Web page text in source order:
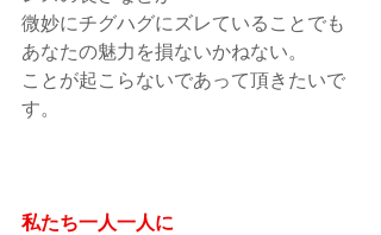
微妙にチグハグにズレていることでも
あなたの魅力を損ないかねない。
ことが起こらないであって頂きたいで
す。
私たち一人一人に